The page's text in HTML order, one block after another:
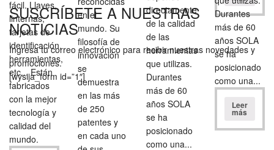
fácil. Llaves,
linternas,
tarjetas de
identificación,
herramientas,
etc... Están
fabricados
con la mejor
tecnología y
calidad del
mundo.
en el
mundo. Su
filosofía de
innovación
se
demuestra
en las más
de 250
patentes y
en cada uno
directamente
de la calidad
de las
herramientas
que utilizas.
Durantes
más de 60
años SOLA
se ha
posicionado
como una...
Durantes
más de 60
años SOLA
se ha
posicionado
como una...
Leer
más
SUSCRÍBETE A NUESTRAS
NOTICIAS
Ingresa tu correo electrónico para recibir nuestras novedades y
promociones.
[wysija_form id=”1″]